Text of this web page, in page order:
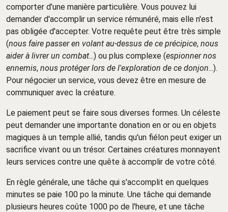
comporter d'une manière particulière. Vous pouvez lui
demander d'accomplir un service rémunéré, mais elle n'est
pas obligée d'accepter. Votre requête peut être très simple
(nous faire passer en volant au-dessus de ce précipice, nous
aider à livrer un combat...) ou plus complexe (espionner nos
ennemis, nous protéger lors de l'exploration de ce donjon...).
Pour négocier un service, vous devez être en mesure de
communiquer avec la créature.
Le paiement peut se faire sous diverses formes. Un céleste
peut demander une importante donation en or ou en objets
magiques à un temple allié, tandis qu'un fiélon peut exiger un
sacrifice vivant ou un trésor. Certaines créatures monnayent
leurs services contre une quête à accomplir de votre côté.
En règle générale, une tâche qui s'accomplit en quelques
minutes se paie 100 po la minute. Une tâche qui demande
plusieurs heures coûte 1000 po de l'heure, et une tâche